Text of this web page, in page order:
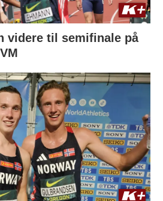
videre til semifinale på